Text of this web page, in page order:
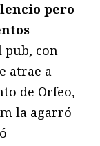
pero
pub, con
atrae a
de Orfeo,
la agarró